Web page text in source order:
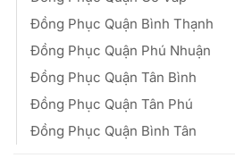
Đồng Phục Quận Bình Thạnh
Đồng Phục Quận Phú Nhuận
Đồng Phục Quận Tân Bình
Đồng Phục Quận Tân Phú
Đồng Phục Quận Bình Tân